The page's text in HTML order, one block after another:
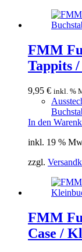
FMM
Tappits
9,95 € inkl. %
In den
inkl. 19 %
zzgl.
FMM
Case /